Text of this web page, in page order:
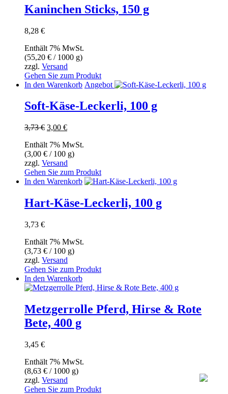
Kaninchen Sticks, 150 g
8,28 €
Enthält 7% MwSt.
(55,20 € / 1000 g)
zzgl. Versand
Gehen Sie zum Produkt
In den Warenkorb Angebot
Soft-Käse-Leckerli, 100 g
3,73€ Ursprünglicher
war:
3,73 €
3,00 €Aktueller
ist:
3,00 €.
Enthält 7% MwSt.
(3,00 € / 100 g)
zzgl. Versand
Gehen Sie zum Produkt
In den Warenkorb
Hart-Käse-Leckerli, 100 g
3,73 €
Enthält 7% MwSt.
(3,73 € / 100 g)
zzgl. Versand
Gehen Sie zum Produkt
In den Warenkorb
Metzgerrolle Pferd, Hirse & Rote
Bete, 400 g
3,45 €
Enthält 7% MwSt.
(8,63 € / 1000 g)
zzgl. Versand
Gehen Sie zum Produkt